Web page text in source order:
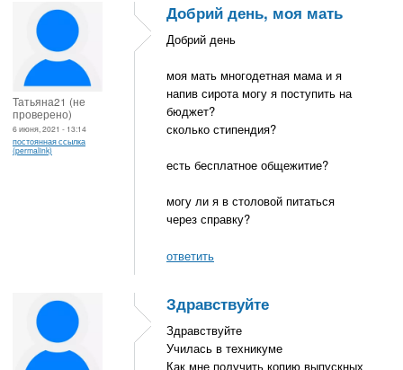
Татьяна21 (не
проверено)
6 июня, 2021 - 13:14
постоянная ссылка
(permalink)
Добрий день, моя мать
Добрий день
моя мать многодетная мама и я
напив сирота могу я поступить на
бюджет?
сколько стипендия?
есть бесплатное общежитие?
могу ли я в столовой питаться
через справку?
ответить
Здравствуйте
Здравствуйте
Училась в техникуме
Как мне получить копию выпускных